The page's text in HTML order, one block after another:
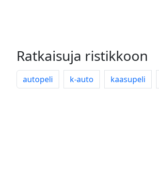
Ratkaisuja ristikkoon
autopeli k-auto kaasupeli